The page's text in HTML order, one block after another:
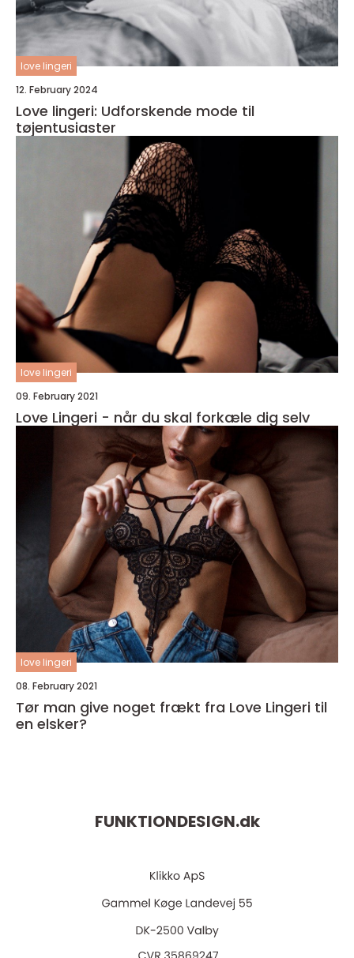
love lingeri
12. February 2024
Love lingeri: Udforskende mode til
tøjentusiaster
love lingeri
09. February 2021
Love Lingeri - når du skal forkæle dig selv
love lingeri
08. February 2021
Tør man give noget frækt fra Love Lingeri til
en elsker?
FUNKTIONDESIGN.dk